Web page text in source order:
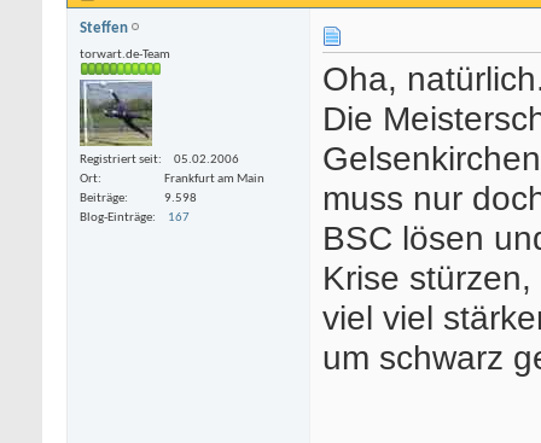
Steffen
torwart.de-Team
Registriert seit
05.02.2006
Ort
Frankfurt am Main
Beiträge
9.598
Blog-Einträge
167
Oha,
Die
muss nur
BSC lösen
Krise
viel viel
um schwarz